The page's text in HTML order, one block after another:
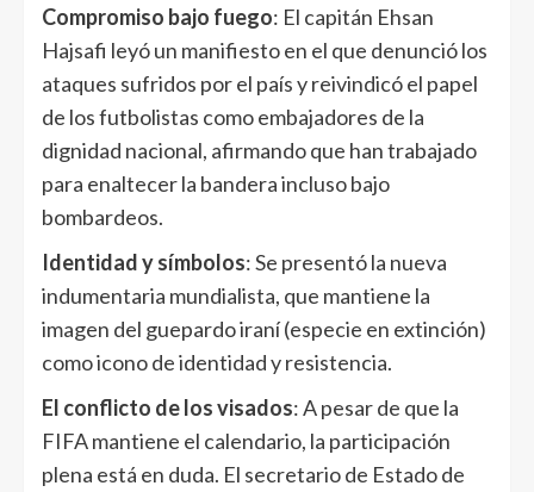
Compromiso bajo fuego: El capitán Ehsan
Hajsafi leyó un manifiesto en el que denunció los
ataques sufridos por el país y reivindicó el papel
de los futbolistas como embajadores de la
dignidad nacional, afirmando que han trabajado
para enaltecer la bandera incluso bajo
bombardeos.
Identidad y símbolos: Se presentó la nueva
indumentaria mundialista, que mantiene la
imagen del guepardo iraní (especie en extinción)
como icono de identidad y resistencia.
El conflicto de los visados: A pesar de que la
FIFA mantiene el calendario, la participación
plena está en duda. El secretario de Estado de